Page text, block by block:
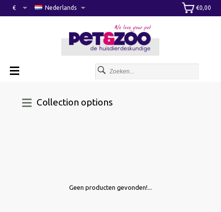
€0,00
Nederlands
€
Collection options
Geen producten gevonden!...